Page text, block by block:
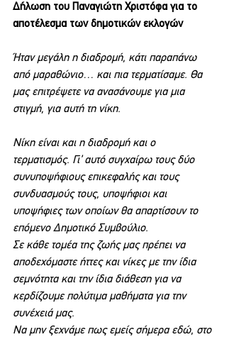
Δήλωση του Παναγιώτη Χριστόφα για το
αποτέλεσμα των δημοτικών εκλογών
Ήταν μεγάλη η διαδρομή, κάτι παραπάνω
από μαραθώνιο… και πια τερματίσαμε. Θα
μας επιτρέψετε να ανασάνουμε για μια
στιγμή, για αυτή τη νίκη.
Νίκη είναι και η διαδρομή και ο
τερματισμός. Γι’ αυτό συγχαίρω τους δύο
συνυποψήφιους επικεφαλής και τους
συνδυασμούς τους, υποψήφιοι και
υποψήφιες των οποίων θα απαρτίσουν το
επόμενο Δημοτικό Συμβούλιο.
Σε κάθε τομέα της ζωής μας πρέπει να
αποδεχόμαστε ήττες και νίκες με την ίδια
σεμνότητα και την ίδια διάθεση για να
κερδίζουμε πολύτιμα μαθήματα για την
συνέχειά μας.
Να μην ξεχνάμε πως εμείς σήμερα εδώ, στο